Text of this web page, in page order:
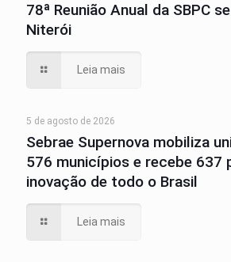
78ª Reunião Anual da SBPC
Niterói
Leia mais
5 de agosto de 2026
Sebrae Supernova mobiliza
576 municípios e recebe 637
inovação de todo o Brasil
Leia mais